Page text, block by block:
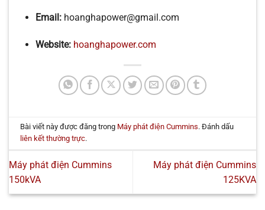
Email:hoanghapower@gmail.com
Website: hoanghapower.com
Bài viết này được đăng trong Máy phát điện Cummins. Đánh dấu
liên kết thường trực.
Máy phát điện Cummins
150kVA
Máy phát điện Cummins
125KVA